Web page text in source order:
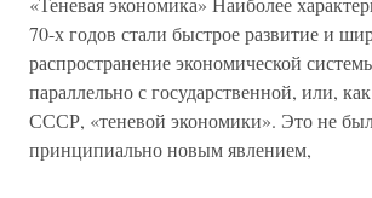
70-х годов стали быстрое развитие и
распространение экономической
параллельно с государственной, или,
СССР, «теневой экономики». Это не
принципиально новым явлением,